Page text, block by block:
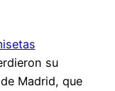
su
Madrid, que